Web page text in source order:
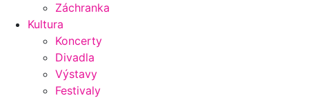
Záchranka
Kultura
Koncerty
Divadla
Výstavy
Festivaly